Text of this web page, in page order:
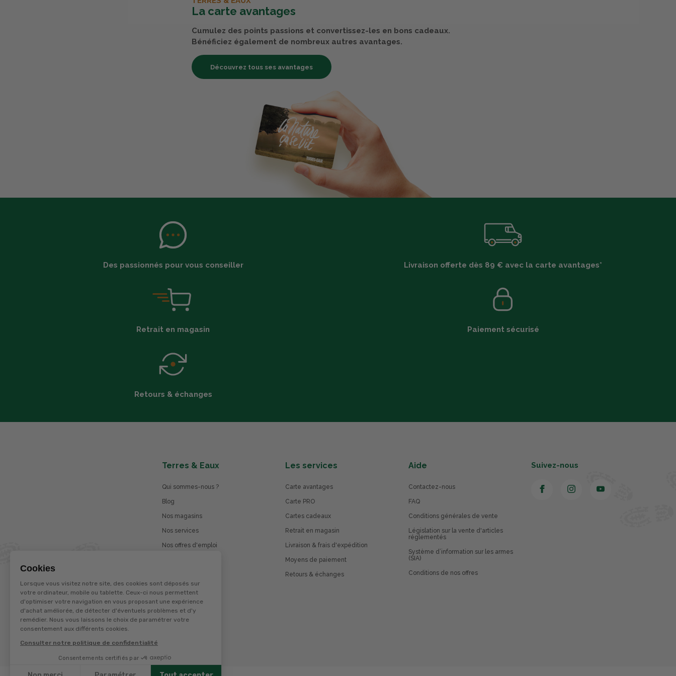
Cookies
Lorsque vous visitez notre site, des cookies sont déposés sur
votre ordinateur, mobile ou tablette. Ceux-ci nous permettent
d'optimiser votre navigation en vous proposant une expérience
d'achat améliorée, de détecter d'éventuels problèmes et d'y
remédier. Nous vous laissons le choix de paramétrer votre
consentement aux différents cookies.
Consulter notre politique de confidentialité
Consentements certifiés par
La carte avantages
Cumulez des points passions et convertissez-les en bons cadeaux.
Bénéficiez également de nombreux autres avantages.
Découvrez tous ses avantages
Des passionnés pour vous conseiller Livraison offerte dès 89 € avec la carte avantages*
Retrait en magasin Paiement sécurisé
Retours & échanges
Terres & Eaux
Qui sommes-nous ?
Blog
Nos magasins
Nos services
Nos offres d'emploi
La marque Terzéo
Les services
Carte avantages
Carte PRO
Cartes cadeaux
Retrait en magasin
Livraison & frais d'expédition
Moyens de paiement
Retours & échanges
Aide
Contactez-nous
FAQ
Conditions générales de vente
Législation sur la vente d'articles
réglementés
Système d’information sur les armes
(SIA)
Conditions de nos offres
Suivez-nous
© Terres et eaux 2026
Politique de confidentialité